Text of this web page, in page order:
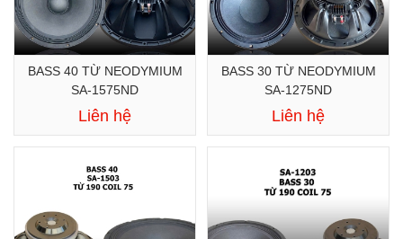
BASS 40 TỪ NEODYMIUM
SA-1575ND
Liên hệ
BASS 30 TỪ NEODYMIUM
SA-1275ND
Liên hệ